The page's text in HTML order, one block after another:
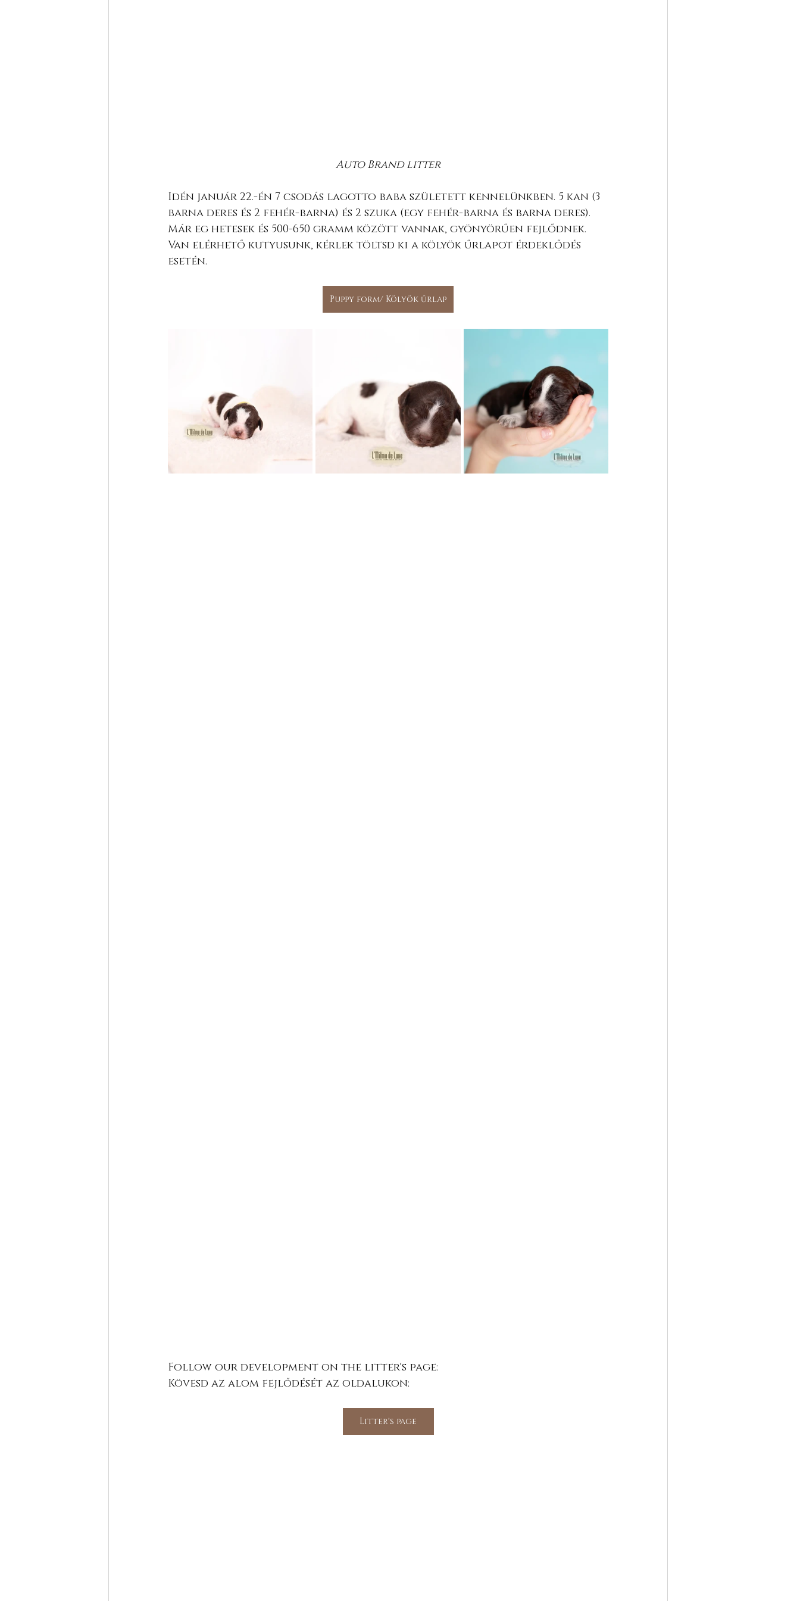
Auto Brand litter
Idén január 22.-én 7 csodás lagotto baba született kennelünkben. 5 kan (3
barna deres és 2 fehér-barna) és 2 szuka (egy fehér-barna és barna deres).
Már eg hetesek és 500-650 gramm között vannak, gyönyörűen fejlődnek.
Van elérhető kutyusunk, kérlek töltsd ki a kölyök űrlapot érdeklődés
esetén.
Puppy form/ Kölyök űrlap
Follow our development on the litter's page:
Kövesd az alom fejlődését az oldalukon:
Litter's page